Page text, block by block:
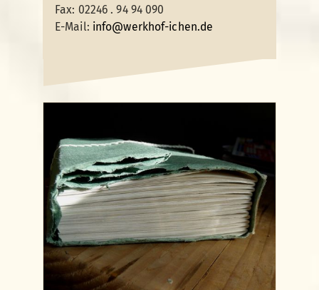
Fax: 02246 . 94 94 090
E-Mail: info@werkhof-ichen.de